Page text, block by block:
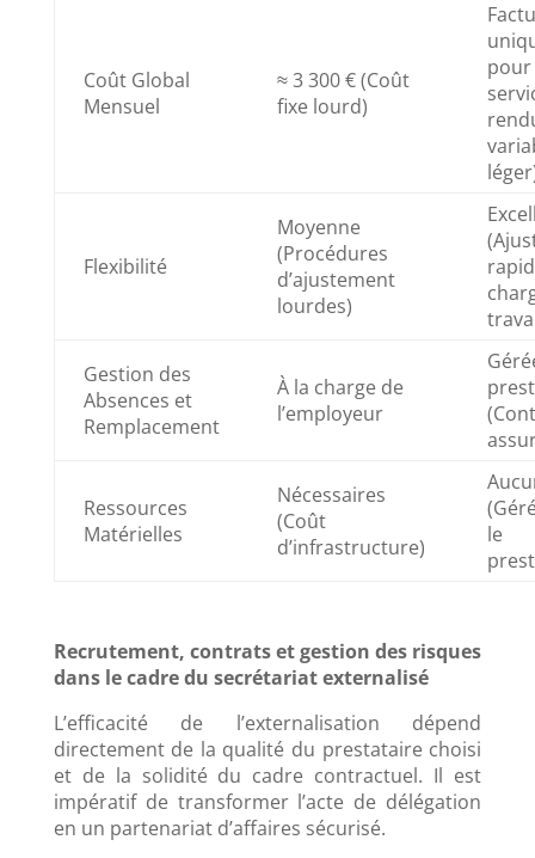
Coût Global
Mensuel
≈ 3 300 € (Coût
fixe lourd)
pour
Flexibilité
Moyenne
(Procédures
d’ajustement
lourdes)
Gestion des
Absences et
Remplacement
À la charge de
l’employeur
Ressources
Matérielles
Nécessaires
(Coût
d’infrastructure)
le
Recrutement, contrats et gestion des risques
dans le cadre du secrétariat externalisé
L’efficacité de l’externalisation dépend
directement de la qualité du prestataire choisi
et de la solidité du cadre contractuel. Il est
impératif de transformer l’acte de délégation
en un partenariat d’affaires sécurisé.